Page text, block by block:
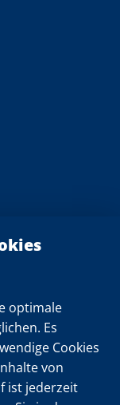
optimale
Es
Cookies
von
ist jederzeit